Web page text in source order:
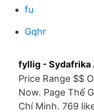
fu
Gqhr
fyllig - Sydafrika
Price Range $$
Now. Page Thế
Chí Minh. 769